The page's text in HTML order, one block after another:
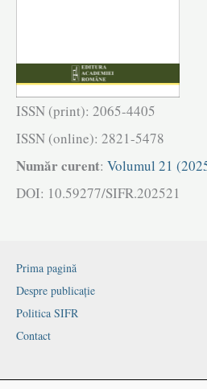
ISSN (print): 2065-4405
ISSN (online): 2821-5478
Număr curent: Volumul 21
DOI: 10.59277/SIFR.202521
Prima pagină
Despre publicație
Politica SIFR
Contact